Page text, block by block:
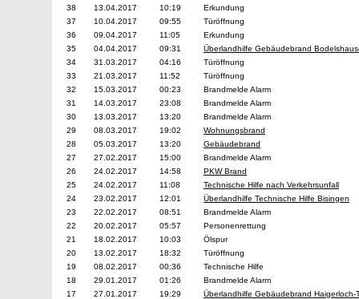
38
13.04.2017 10:19
Erkundung
37
10.04.2017 09:55
Türöffnung
36
09.04.2017 11:05
Erkundung
35
04.04.2017 09:31
Überlandhilfe Gebäudebrand
34
31.03.2017 04:16
Türöffnung
33
21.03.2017 11:52
Türöffnung
32
15.03.2017 00:23
Brandmelde Alarm
31
14.03.2017 23:08
Brandmelde Alarm
30
13.03.2017 13:20
Brandmelde Alarm
29
08.03.2017 19:02
Wohnungsbrand
28
05.03.2017 13:20
Gebäudebrand
27
27.02.2017 15:00
Brandmelde Alarm
26
24.02.2017 14:58
PKW Brand
25
24.02.2017 11:08
Technische Hilfe nach Verkehrsunfall
24
23.02.2017 12:01
Überlandhilfe Technische Hilfe Bisingen
23
22.02.2017 08:51
Brandmelde Alarm
22
20.02.2017 05:57
Personenrettung
21
18.02.2017 10:03
Ölspur
20
13.02.2017 18:32
Türöffnung
19
08.02.2017 00:36
Technische Hilfe
18
29.01.2017 01:26
Brandmelde Alarm
17
27.01.2017 19:29
Überlandhilfe Gebäudebrand Haigerloch-